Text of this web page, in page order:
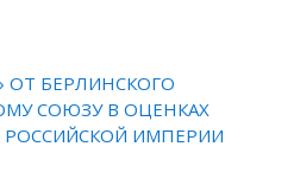
ОТ БЕРЛИНСКОГО
СОЮЗУ В ОЦЕНКАХ
ИМПЕРИИ